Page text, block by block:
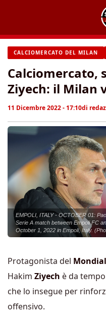
contenuto
CALCIOMERCATO DEL MILAN
Calciomercato,
Ziyech: il Milan
11 Dicembre 2022 - 17:10di
EMPOLI, ITALY - OCTOBER 01:
Serie A match between Empoli FC
October 1, 2022 in Empoli, Italy.
Protagonista del
Hakim Ziyech è da
che lo insegue per
offensivo.